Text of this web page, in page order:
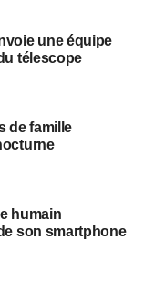
une équipe
télescope
de famille
humain
son smartphone